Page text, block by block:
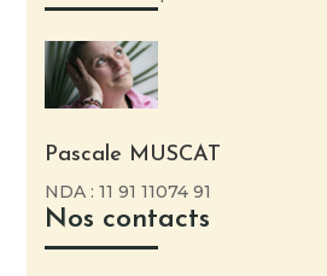
Pascale MUSCAT
NDA : 11 91 11074 91
Nos contacts